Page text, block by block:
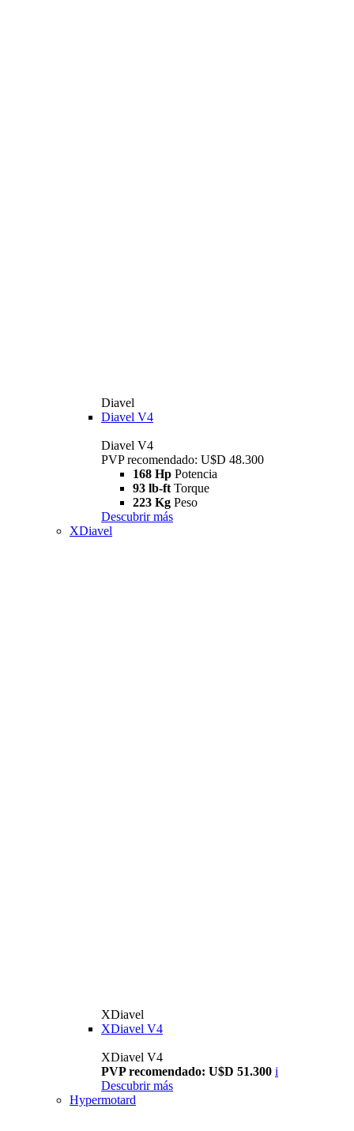
Diavel
Diavel V4
Diavel V4
PVP recomendado: U$D 48.300
168 Hp Potencia
93 lb-ft Torque
223 Kg Peso
Descubrir más
XDiavel
XDiavel
XDiavel V4
XDiavel V4
PVP recomendado: U$D 51.300 i
Descubrir más
Hypermotard